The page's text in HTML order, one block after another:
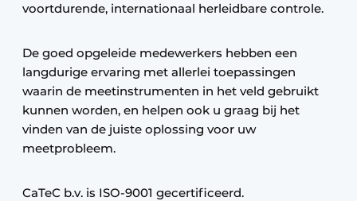
voortdurende, internationaal herleidbare controle.
De goed opgeleide medewerkers hebben een
langdurige ervaring met allerlei toepassingen
waarin de meetinstrumenten in het veld gebruikt
kunnen worden, en helpen ook u graag bij het
vinden van de juiste oplossing voor uw
meetprobleem.
CaTeC b.v. is ISO-9001 gecertificeerd.